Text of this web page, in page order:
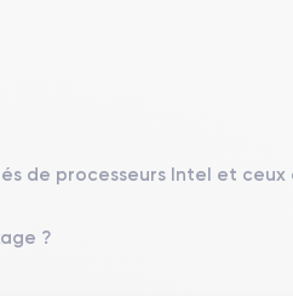
de processeurs Intel et ceux
?